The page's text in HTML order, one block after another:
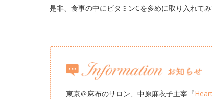
是非、食事の中にビタミンCを多めに取り入れて
東京＠麻布のサロン、中原麻衣子主宰『